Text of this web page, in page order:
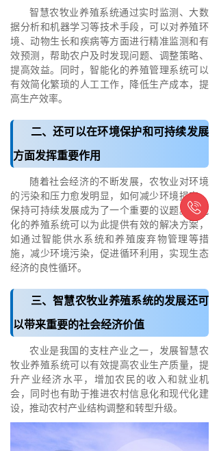
智慧农牧业养殖系统通过实时监测、大数
据分析和机器学习等技术手段，可以对养殖环
境、动物生长和疾病等方面进行精准监测和有
效预测，帮助农户及时发现问题、调整策略、
提高效益。同时，智能化的养殖管理系统可以
有效简化繁琐的人工工作，降低生产成本，提
高生产效率。
二、还可以在环境保护和可持续发展
方面发挥重要作用
随着社会经济的不断发展，农牧业对环境
的污染和压力愈发明显，如何减少环境损害，
保持可持续发展成为了一个重要的议题。智能
化的养殖系统可以为此提供有效的解决方案，
如通过智能供水系统和养殖废弃物管理等措
施，减少环境污染，促进循环利用，实现生态
经济的良性循环。
三、智慧农牧业养殖系统的发展还可
以带来重要的社会经济价值
农业是我国的支柱产业之一，发展智慧农
牧业养殖系统可以有效提高农业生产质量，提
升产业经济水平，增加农民的收入和就业机
会，同时也有助于推进农村信息化和现代化建
设，推动农村产业结构调整和转型升级。
